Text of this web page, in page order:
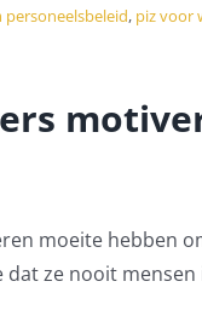
, piz voor
moeite hebben
ze nooit